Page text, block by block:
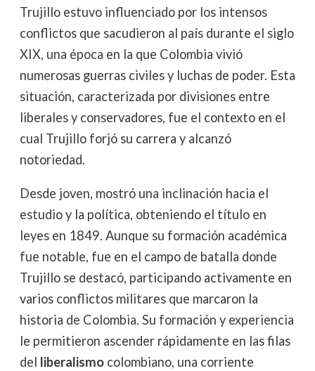
Trujillo estuvo influenciado por los intensos
conflictos que sacudieron al país durante el siglo
XIX, una época en la que Colombia vivió
numerosas guerras civiles y luchas de poder. Esta
situación, caracterizada por divisiones entre
liberales y conservadores, fue el contexto en el
cual Trujillo forjó su carrera y alcanzó
notoriedad.
Desde joven, mostró una inclinación hacia el
estudio y la política, obteniendo el título en
leyes en 1849. Aunque su formación académica
fue notable, fue en el campo de batalla donde
Trujillo se destacó, participando activamente en
varios conflictos militares que marcaron la
historia de Colombia. Su formación y experiencia
le permitieron ascender rápidamente en las filas
del liberalismocolombiano, una corriente